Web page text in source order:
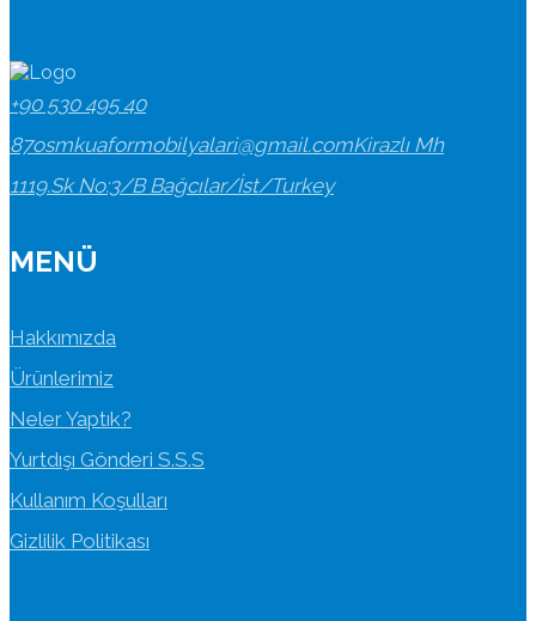
+90 530 495 40
87osmkuaformobilyalari@gmail.comKirazlı Mh
1119.Sk No:3/B Bağcılar/İst/Turkey
MENÜ
Hakkımızda
Ürünlerimiz
Neler Yaptık?
Yurtdışı Gönderi S.S.S
Kullanım Koşulları
Gizlilik Politikası